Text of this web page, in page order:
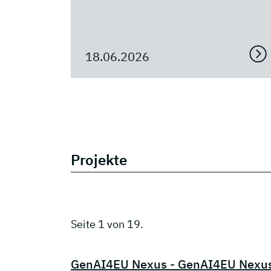
18.06.2026
Projekte
Seite 1 von 19.
GenAI4EU Nexus - GenAI4EU